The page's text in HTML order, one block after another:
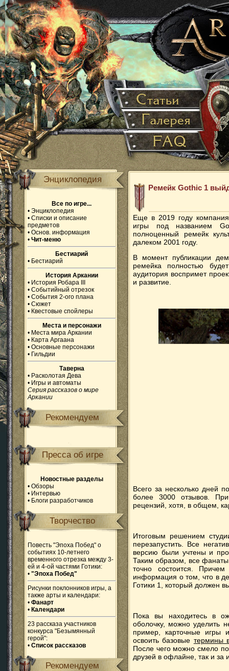
Энциклопедия
Все по игре...
• Энциклопедия
• Списки и описание
предметов
• Основ. информация
• Чит-меню
Бестиарий
• Бестиарий
История Аркании
• История Робара III
• Событийный отрезок
• События 2-ого плана
• Сюжет
• Квестовые спойлеры
Места и персонажи
• Места мира Аркании
• Карта Аргаана
• Основные персонажи
• Гильдии
Таверна
• Расколотая Дева
• Игры и автоматы
Серия рассказов о мире
Аркании
Рекомендуем
Пресса об игре
Новостные разделы
• Обзоры
• Интервью
• Блоги разработчиков
Творчество
Повесть "Эпоха Побед" о
событиях 10-летнего
временного отрезка между 3-
ей и 4-ой частями Готики:
• "Эпоха Побед"
Рисунки поклонников игры, а
также арты и календари:
• Фанарт
• Календари
23 рассказа участников
конкурса "Безымянный
герой":
• Список рассказов
Рекомендуем
Ремейк Gothic 1
Еще в 2019 году
игры под названием
полноценный ремейк
далеком 2001 году.
В момент публикации
ремейка полностью
аудитория воспримет
и развитие.
Всего за несколько дней
более 3000 отзывов.
рецензий, хотя, в общем,
Итоговым решением
перезапустить. Все
версию были учтены и
Таким образом, все
точно состоится.
информация о том, что в
Готики 1, который должен
Пока вы находитесь в
оболочку, можно уделить
пример, карточные игры
освоить базовые термины
После чего можно смело
друзей в офлайне, так и